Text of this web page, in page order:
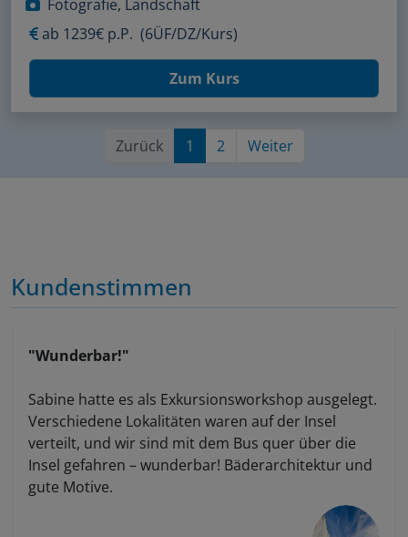
Fotografie, Landschaft
ab 1239€ p.P. (6ÜF/DZ/Kurs)
Zum Kurs
Zurück 1 2 Weiter
Kundenstimmen
"Wunderbar!"
Sabine hatte es als Exkursionsworkshop ausgelegt.
Verschiedene Lokalitäten waren auf der Insel
verteilt, und wir sind mit dem Bus quer über die
Insel gefahren – wunderbar! Bäderarchitektur und
gute Motive.